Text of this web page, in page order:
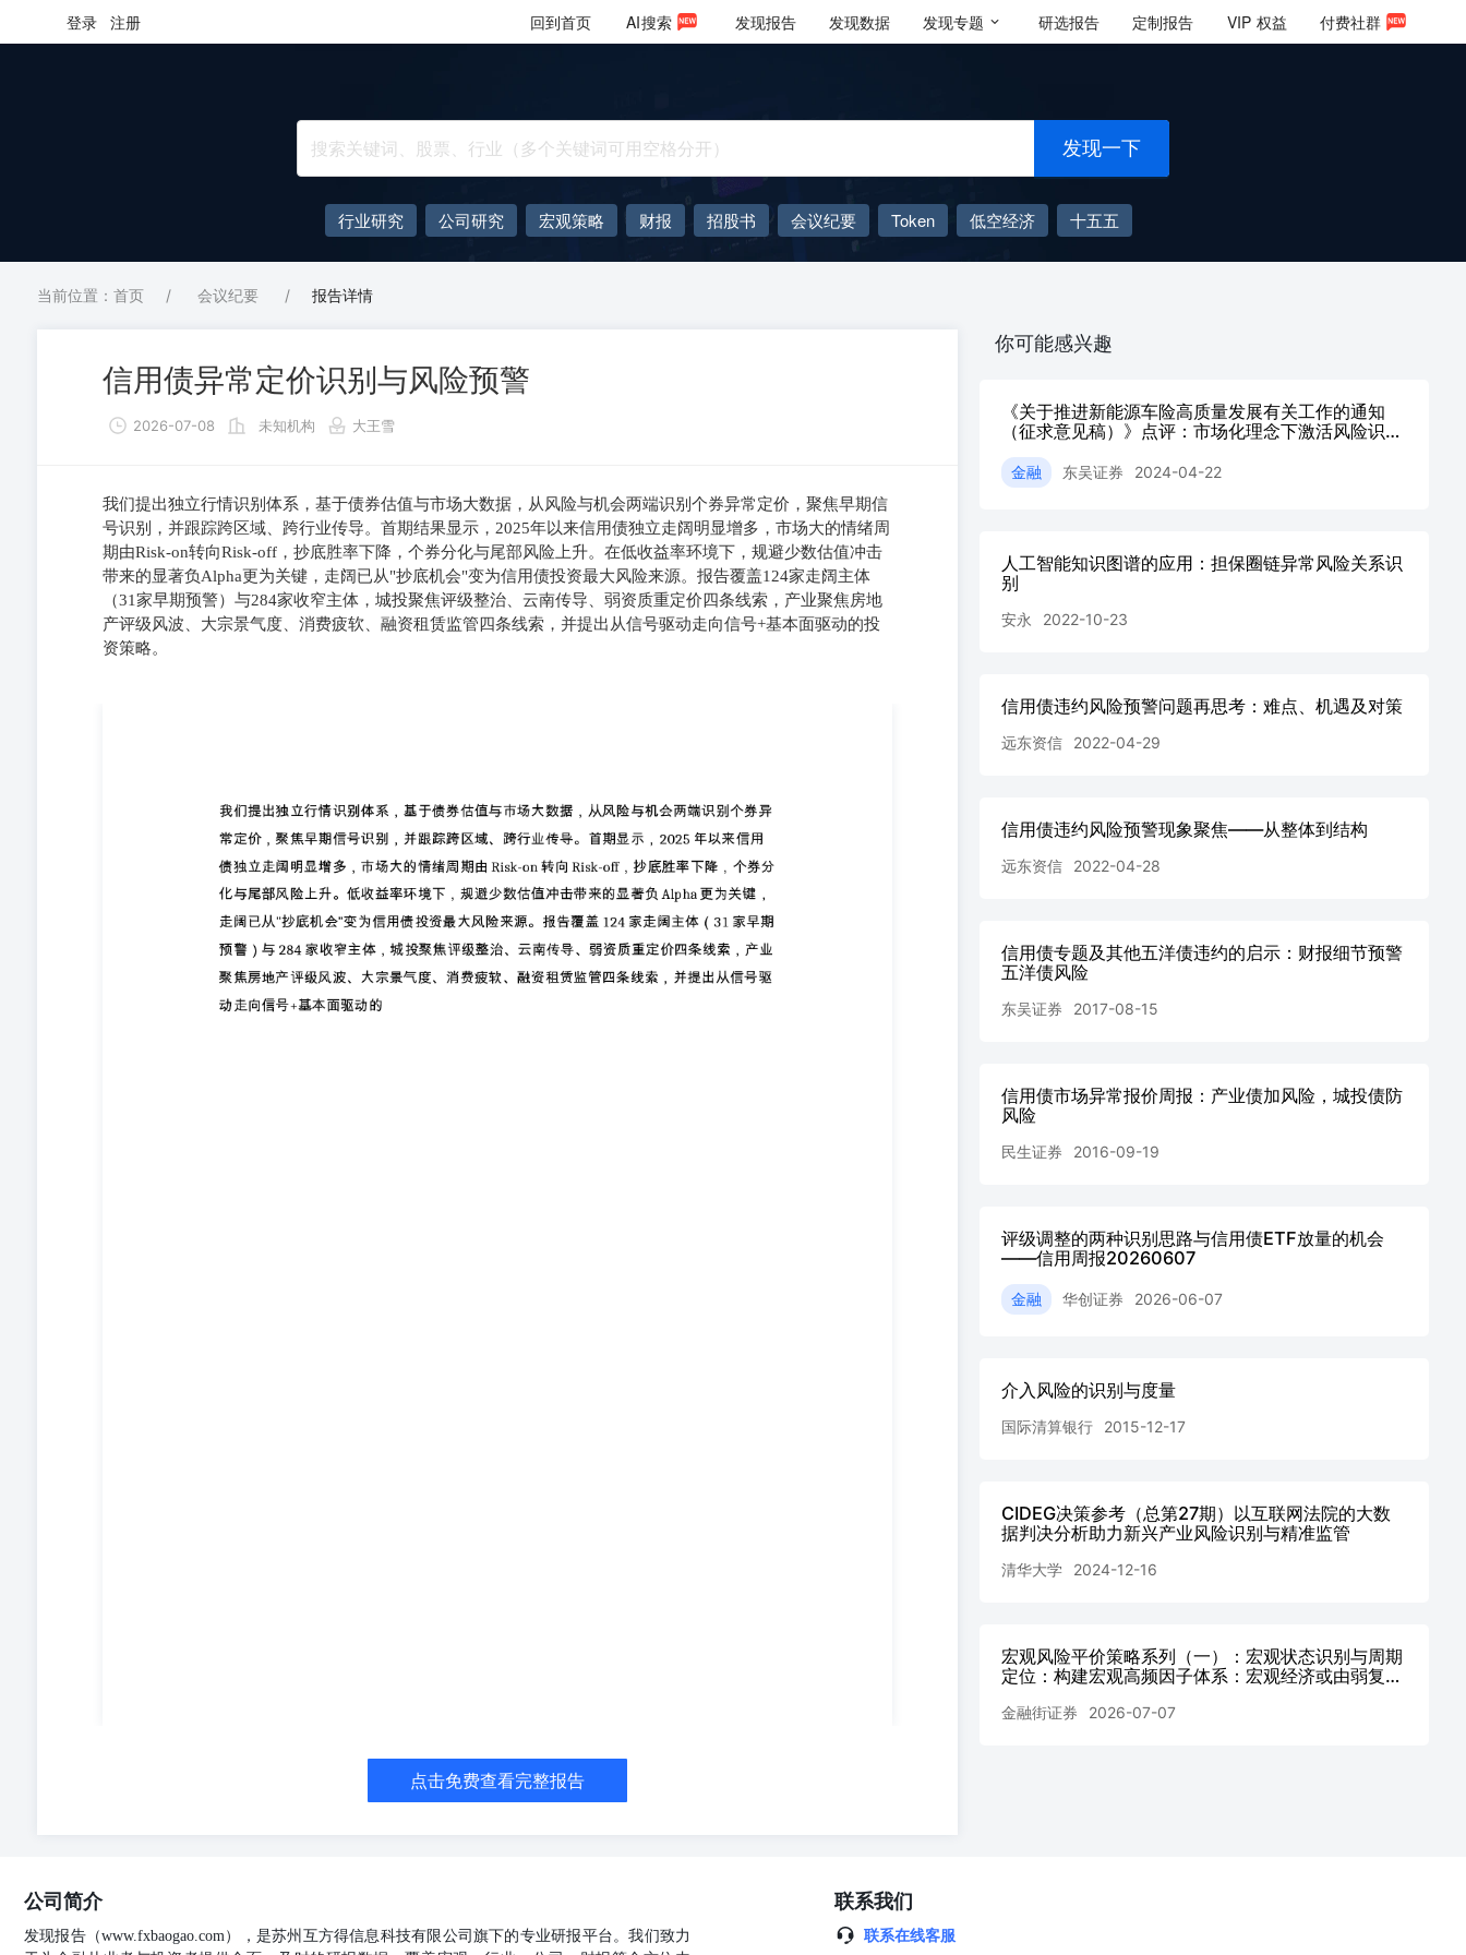
登录 注册 回到首页 AI搜索 发现报告 发现数据 发现专题 研选报告 定制报告 VIP 权益 付费社群
发现一下
行业研究 公司研究 宏观策略 财报 招股书 会议纪要 Token 低空经济
十五五
AIGC
大模型
当前位置：首页 / 会议纪要 / 报告详情
信用债异常定价识别与风险预警
2026-07-08 未知机构 大王雪
我们提出独立行情识别体系，基于债券估值与市场大数据，从风险与机会两端识别个券异常定价，聚焦早期信
号识别，并跟踪跨区域、跨行业传导。首期结果显示，2025年以来信用债独立走阔明显增多，市场大的情绪周
期由Risk-on转向Risk-off，抄底胜率下降，个券分化与尾部风险上升。在低收益率环境下，规避少数估值冲击
带来的显著负Alpha更为关键，走阔已从"抄底机会"变为信用债投资最大风险来源。报告覆盖124家走阔主体
（31家早期预警）与284家收窄主体，城投聚焦评级整治、云南传导、弱资质重定价四条线索，产业聚焦房地
产评级风波、大宗景气度、消费疲软、融资租赁监管四条线索，并提出从信号驱动走向信号+基本面驱动的投
资策略。
点击免费查看完整报告
你可能感兴趣
《关于推进新能源车险高质量发展有关工作的通知
（征求意见稿）》点评：市场化理念下激活风险识别
金融 东吴证券 2024-04-22
人工智能知识图谱的应用：担保圈链异常风险关系识
别
安永 2022-10-23
信用债违约风险预警问题再思考：难点、机遇及对策
远东资信 2022-04-29
信用债违约风险预警现象聚焦——从整体到结构
远东资信 2022-04-28
信用债专题及其他五洋债违约的启示：财报细节预警
五洋债风险
东吴证券 2017-08-15
信用债市场异常报价周报：产业债加风险，城投债防
风险
民生证券 2016-09-19
评级调整的两种识别思路与信用债ETF放量的机会
——信用周报20260607
金融 华创证券 2026-06-07
介入风险的识别与度量
国际清算银行 2015-12-17
CIDEG决策参考（总第27期）以互联网法院的大数
据判决分析助力新兴产业风险识别与精准监管
清华大学 2024-12-16
宏观风险平价策略系列（一）：宏观状态识别与周期
定位：构建宏观高频因子体系：宏观经济或由弱复苏
金融街证券 2026-07-07
公司简介
发现报告（www.fxbaogao.com），是苏州互方得信息科技有限公司旗下的专业研报平台。我们致力
联系我们
联系在线客服